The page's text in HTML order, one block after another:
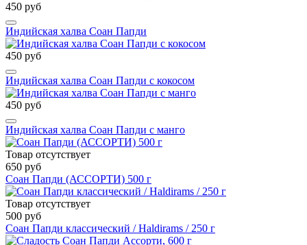
450 руб
Индийская халва Соан Папди
450 руб
Индийская халва Соан Папди с кокосом
450 руб
Индийская халва Соан Папди с манго
Товар отсутствует
650 руб
Соан Папди (АССОРТИ) 500 г
Товар отсутствует
500 руб
Соан Папди классический / Haldirams / 250 г